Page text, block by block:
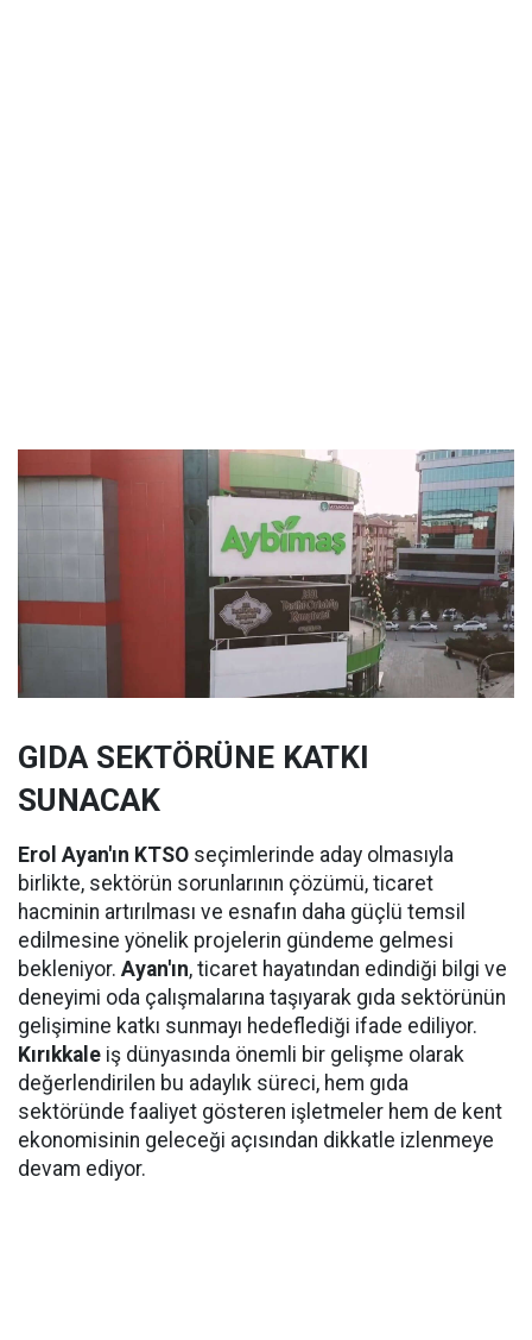
GIDA SEKTÖRÜNE KATKI
SUNACAK
Erol Ayan'ın KTSO seçimlerinde aday olmasıyla
birlikte, sektörün sorunlarının çözümü, ticaret
hacminin artırılması ve esnafın daha güçlü temsil
edilmesine yönelik projelerin gündeme gelmesi
bekleniyor. Ayan'ın, ticaret hayatından edindiği bilgi ve
deneyimi oda çalışmalarına taşıyarak gıda sektörünün
gelişimine katkı sunmayı hedeflediği ifade ediliyor.
Kırıkkale iş dünyasında önemli bir gelişme olarak
değerlendirilen bu adaylık süreci, hem gıda
sektöründe faaliyet gösteren işletmeler hem de kent
ekonomisinin geleceği açısından dikkatle izlenmeye
devam ediyor.